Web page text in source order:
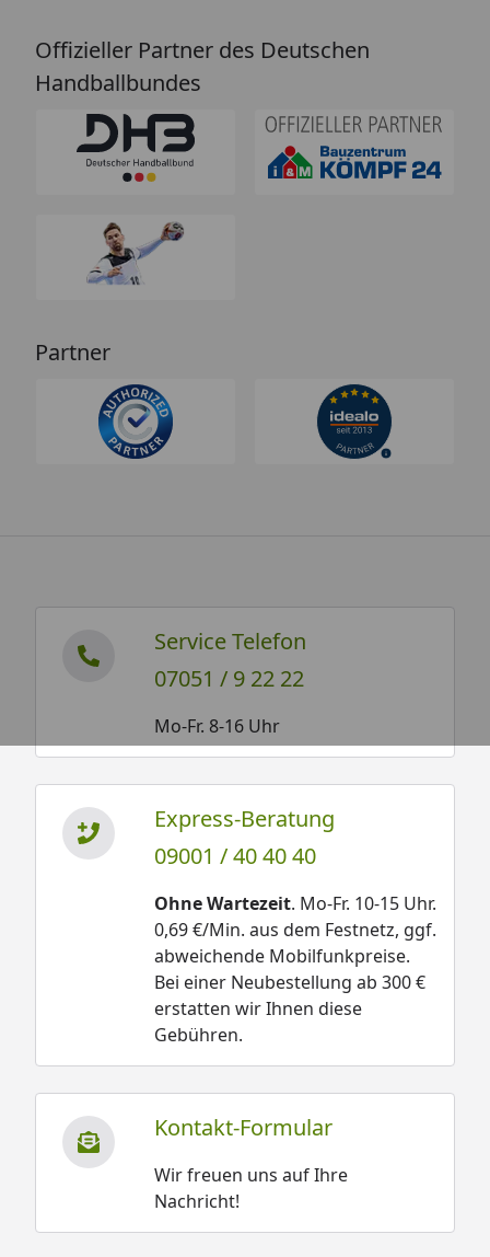
Offizieller Partner des Deutschen
Handballbundes
Partner
Service Telefon
07051 / 9 22 22
Mo-Fr. 8-16 Uhr
Express-Beratung
09001 / 40 40 40
Ohne Wartezeit. Mo-Fr. 10-15 Uhr.
0,69 €/Min. aus dem Festnetz, ggf.
abweichende Mobilfunkpreise.
Bei einer Neubestellung ab 300 €
erstatten wir Ihnen diese
Gebühren.
Kontakt-Formular
Wir freuen uns auf Ihre
Nachricht!